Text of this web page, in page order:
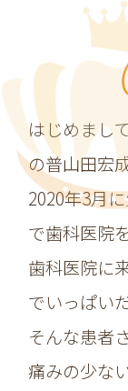
はじめまし
の普山田宏
2020年3月
で歯科医院
歯科医院に
でいっぱい
そんな患者
痛みの少な